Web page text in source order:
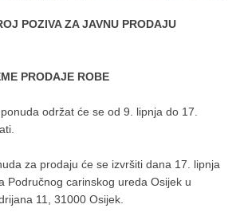
POZIVA ZA JAVNU PRODAJU
PRODAJE ROBE
održat će se od 9. lipnja do 17.
za prodaju će se izvršiti dana 17. lipnja
Područnog carinskog ureda Osijek u
11, 31000 Osijek.